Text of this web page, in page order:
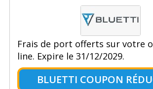
Frais de port offerts sur votre
line. Expire le 31/12/2029.
BLUETTI COUPON